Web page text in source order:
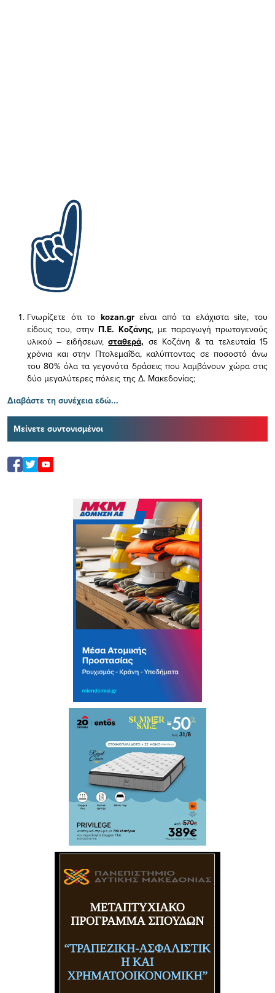
Γνωρίζετε ότι το kozan.gr είναι από τα ελάχισταsite, του
είδους του, στην Π.Ε. Κοζάνης, με παραγωγή πρωτογενούς
υλικού – ειδήσεων,σταθερά, σε Κοζάνη & τα τελευταία 15
χρόνια και στην Πτολεμαΐδα, καλύπτοντας σε ποσοστό άνω
του 80% όλα τα γεγονότα δράσεις που λαμβάνουν χώρα στις
δύο μεγαλύτερες πόλεις της Δ. Μακεδονίας;
Διαβάστε τη συνέχεια εδώ...
Μείνετε συντονισμένοι